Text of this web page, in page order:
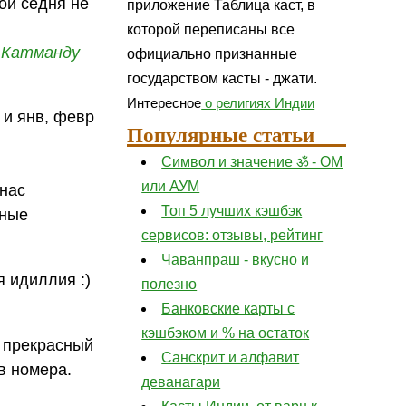
Катманду
и янв, февр
идиллия :)
номера.
приложение Таблица каст, в
которой переписаны все
официально признанные
государством касты - джати.
Интересное о религиях Индии
Популярные статьи
Символ и значение ॐ - ОМ
или АУМ
Топ 5 лучших кэшбэк
сервисов: отзывы, рейтинг
Чаванпраш - вкусно и
полезно
Банковские карты с
кэшбэком и % на остаток
Санскрит и алфавит
деванагари